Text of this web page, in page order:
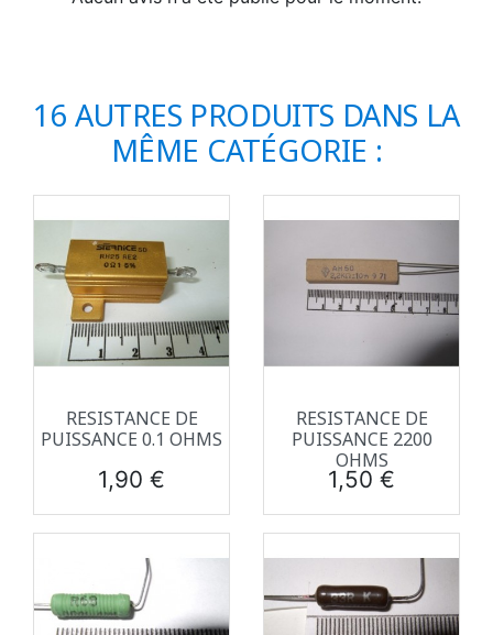
16 AUTRES PRODUITS DANS LA
MÊME CATÉGORIE :
RESISTANCE DE
PUISSANCE 0.1 OHMS
Prix
1,90 €
RESISTANCE DE
PUISSANCE 2200
OHMS
Prix
1,50 €